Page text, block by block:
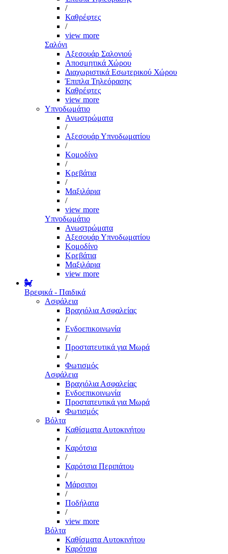
/
Καθρέφτες
/
view more
Σαλόνι
Αξεσουάρ Σαλονιού
Αποσμητικά Χώρου
Διαχωριστικά Εσωτερικού Χώρου
Έπιπλα Τηλεόρασης
Καθρέφτες
view more
Υπνοδωμάτιο
Ανωστρώματα
/
Αξεσουάρ Υπνοδωματίου
/
Κομοδίνο
/
Κρεβάτια
/
Μαξιλάρια
/
view more
Υπνοδωμάτιο
Ανωστρώματα
Αξεσουάρ Υπνοδωματίου
Κομοδίνο
Κρεβάτια
Μαξιλάρια
view more
Βρεφικά - Παιδικά
Ασφάλεια
Βραχιόλια Ασφαλείας
/
Ενδοεπικοινωνία
/
Προστατευτικά για Μωρά
/
Φωτισμός
Ασφάλεια
Βραχιόλια Ασφαλείας
Ενδοεπικοινωνία
Προστατευτικά για Μωρά
Φωτισμός
Βόλτα
Καθίσματα Αυτοκινήτου
/
Καρότσια
/
Καρότσια Περιπάτου
/
Μάρσιποι
/
Ποδήλατα
/
view more
Βόλτα
Καθίσματα Αυτοκινήτου
Καρότσια